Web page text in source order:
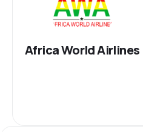
Africa World Airlines